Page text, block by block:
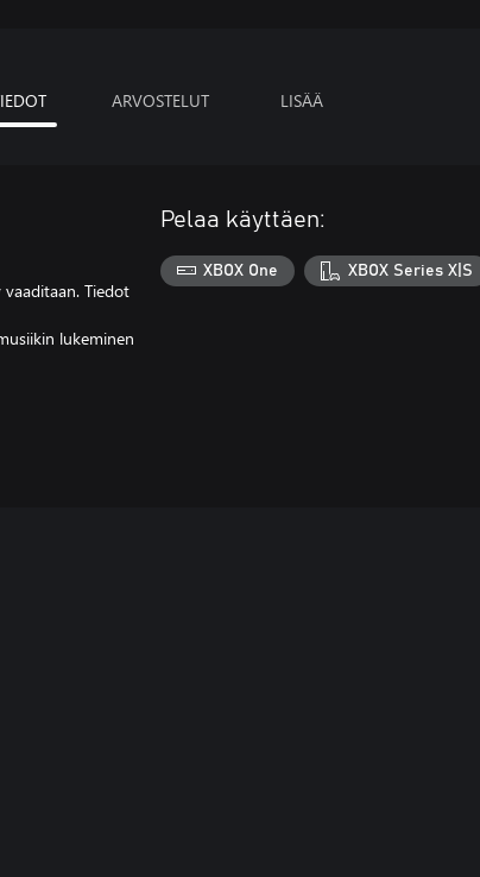
ARVOSTELUT LISÄÄ
Tiedot
lukeminen
Pelaa käyttäen:
XBOX One XBOX Series X|S